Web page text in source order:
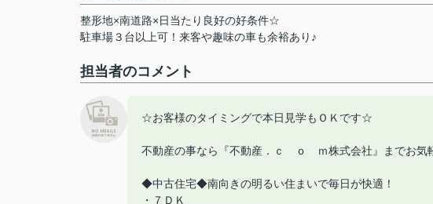
整形地×南道路×日当たり良好の好条件☆
駐車場３台以上可！来客や趣味の車も余裕あり♪
担当者のコメント
☆お客様のタイミングで本日見学もＯＫです☆
不動産の事なら『不動産．ｃ ｏ ｍ株式会社』までお気
◆中古住宅◆南向きの明るい住まいで毎日が快適！
・７ＤＫ